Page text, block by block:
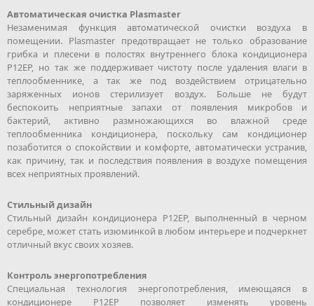
Автоматическая очистка Plasmaster
Незаменимая функция автоматической очистки воздуха в
помещении. Plasmaster предотвращает не только образование
грибка и плесени в полостях внутреннего блока кондиционера
P12EP, но так же поддерживает чистоту после удаления влаги в
теплообменнике, а так же под воздействием отрицательно
заряженных ионов стерилизует воздух. Больше не будут
беспокоить неприятные запахи от появления микробов и
бактерий, активно размножающихся во влажной среде
теплообменника кондиционера, поскольку сам кондиционер
позаботится о спокойствии и комфорте, автоматически устранив,
как причину, так и последствия появления в воздухе помещения
всех неприятных проявлений.
Стильный дизайн
Стильный дизайн кондиционера P12EP, выполненный в черном
серебре, может стать изюминкой в любом интерьере и подчеркнет
отличный вкус своих хозяев.
Контроль энергопотребления
Специальная технология энергопотребления, имеющаяся в
кондиционере P12EP позволяет изменять уровень